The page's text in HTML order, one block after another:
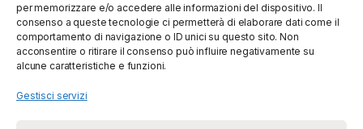
per memorizzare e/o accedere alle informazioni del dispositivo. Il
consenso a queste tecnologie ci permetterà di elaborare dati come il
comportamento di navigazione o ID unici su questo sito. Non
acconsentire o ritirare il consenso può influire negativamente su
alcune caratteristiche e funzioni.
Gestisci servizi